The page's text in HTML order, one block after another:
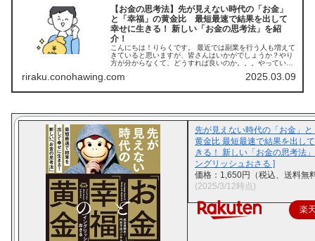
【お金の思考法】先が見えない時代の「お金」
と「幸福」の黄金比 最短最速で結果を出して
幸せに生きる！ 新しい「お金の思考法」を紹
介！
こんにちは！りらくです。 最近では副業を行う人も増えて
きていると思いますが、皆さんはいかがでしょうか？やり
方が分からなくて、どうすれば良いのか。。。やっている
とは思いますが、難しいと感じて...
riraku.conohawing.com 2025.03.09
先が見えない時代の「お金」
黄金比 最短最速で結果を出し
きる！ 新しい「お金の思考法
ングリッシュおさる ]
価格：1,650円（税込、送料無
(2025/3/12時点)
楽